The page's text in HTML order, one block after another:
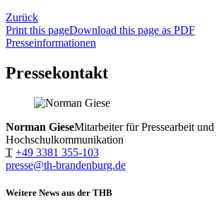
Zurück
Print this pageDownload this page as PDF
Presseinformationen
Pressekontakt
Norman GieseMitarbeiter für Pressearbeit und
Hochschulkommunikation
T +49 3381 355-103
presse@th-brandenburg.de
Weitere News aus der THB